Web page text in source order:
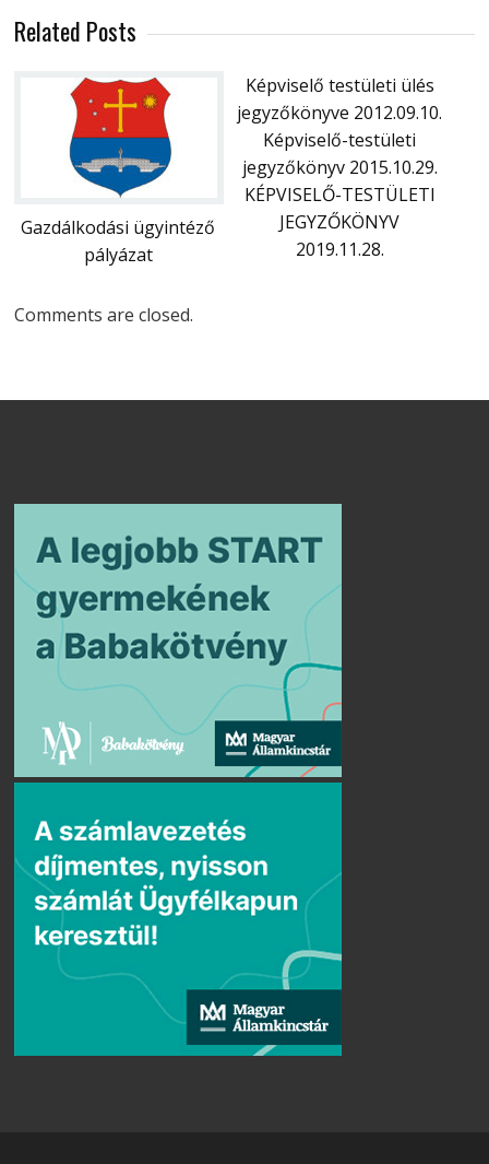
Related Posts
Gazdálkodási ügyintéző
pályázat
Képviselő testületi ülés
jegyzőkönyve 2012.09.10.
Képviselő-testületi
jegyzőkönyv 2015.10.29.
KÉPVISELŐ-TESTÜLETI
JEGYZŐKÖNYV
2019.11.28.
Comments are closed.